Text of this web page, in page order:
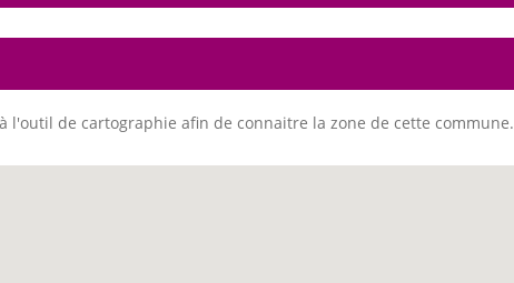
l'outil de cartographie afin de connaitre la zone de cette commune.